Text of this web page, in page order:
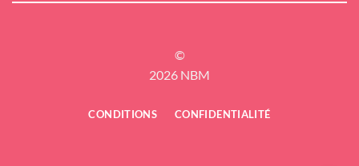
©
2026 NBM
CONDITIONS CONFIDENTIALITÉ